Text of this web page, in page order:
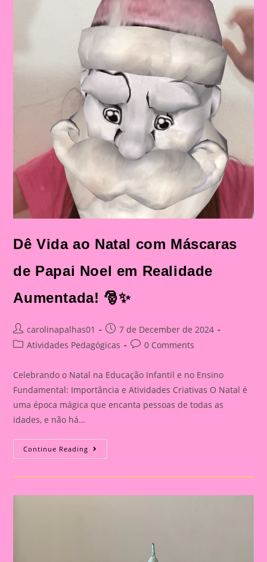
Dê Vida ao Natal com Máscaras
de Papai Noel em Realidade
Aumentada! 🎅✨
Post
author:
carolinapalhas01
Post
published:
7 de December de 2024
PostAtividades Pedagógicas
Post0 Comments
Celebrando o Natal na Educação Infantil e no Ensino
Fundamental: Importância e Atividades Criativas O Natal é
uma época mágica que encanta pessoas de todas as
idades, e não há…
Continue Reading Dê
Vida
Natal